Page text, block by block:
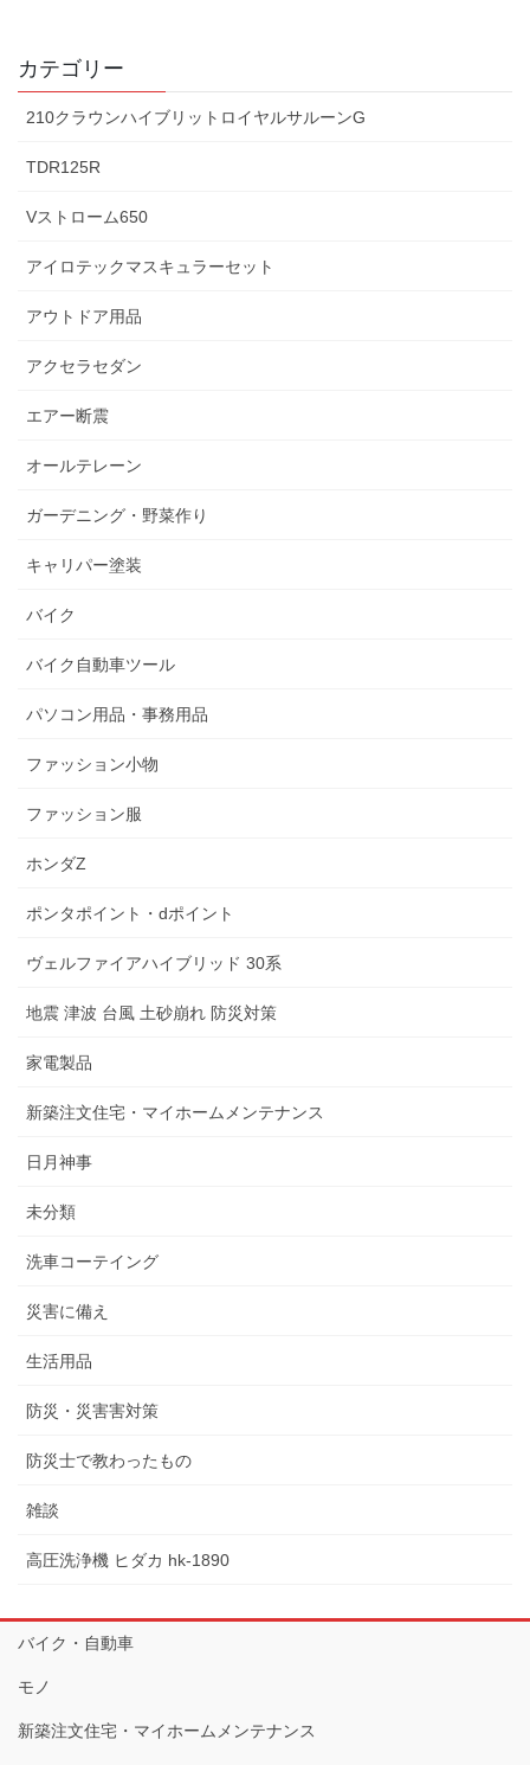
カテゴリー
210クラウンハイブリットロイヤルサルーンG
TDR125R
Vストローム650
アイロテックマスキュラーセット
アウトドア用品
アクセラセダン
エアー断震
オールテレーン
ガーデニング・野菜作り
キャリパー塗装
バイク
バイク自動車ツール
パソコン用品・事務用品
ファッション小物
ファッション服
ホンダZ
ポンタポイント・dポイント
ヴェルファイアハイブリッド 30系
地震 津波 台風 土砂崩れ 防災対策
家電製品
新築注文住宅・マイホームメンテナンス
日月神事
未分類
洗車コーテイング
災害に備え
生活用品
防災・災害害対策
防災士で教わったもの
雑談
高圧洗浄機 ヒダカ hk-1890
バイク・自動車
モノ
新築注文住宅・マイホームメンテナンス